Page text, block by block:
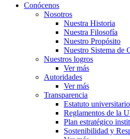
search
Menu
Conócenos
Nosotros
Nuestra Historia
Nuestra Filosofía
Nuestro Propósito
Nuestro Sistema de
Nuestros logros
Ver más
Autoridades
Ver más
Transparencia
Estatuto universitario
Reglamentos de la
Plan estratégico
Sostenibilidad y